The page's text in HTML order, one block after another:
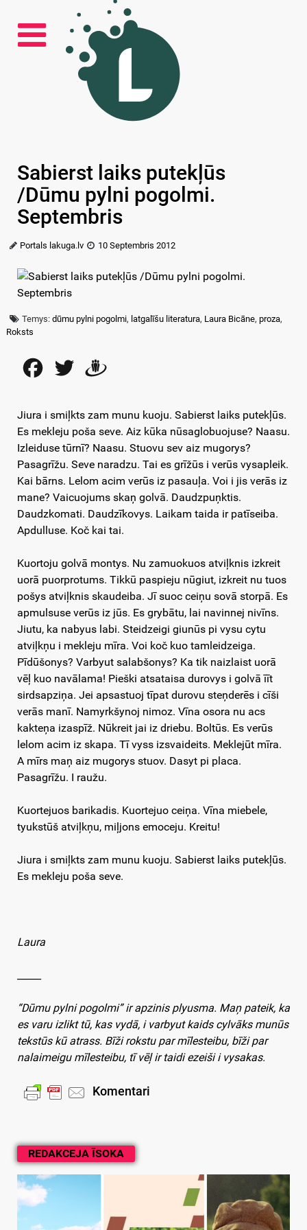
REDAKCEJA ĪSOKA
Sabierst laiks putekļūs
/Dūmu pylni pogolmi.
Septembris
Portals lakuga.lv 10 Septembris 2012
Temys:dūmu pylni pogolmi, latgalīšu literatura, Laura Bicāne,proza,
Roksts
FacebookTwitter
Jiura i smiļkts zam munu kuoju. Sabierst laiks putekļūs.
Es mekleju poša seve. Aiz kūka nūsaglobuojuse? Naasu.
Izleiduse tūrnī? Naasu. Stuovu sev aiz mugorys?
Pasagrīžu. Seve naradzu. Tai es grīžūs i verūs vysapleik.
Kai bārns. Lelom acim verūs iz pasauļa. Voi i jis verās iz
mane? Vaicuojums skaņ golvā. Daudzpuņktis.
Daudzkomati. Daudzīkovys. Laikam taida ir patīseiba.
Apdulluse. Koč kai tai.
Kuortoju golvā montys. Nu zamuokuos atviļknis izkreit
uorā puorprotums. Tikkū paspieju nūgiut, izkreit nu tuos
pošys atviļknis skaudeiba. Jī suoc ceiņu sovā storpā. Es
apmulsuse verūs iz jūs. Es grybātu, lai navinnej nivīns.
Jiutu, ka nabyus labi. Steidzeigi giunūs pi vysu cytu
atviļkņu i mekleju mīra. Voi koč kuo tamleidzeiga.
Pīdūšonys? Varbyut salabšonys? Ka tik naizlaist uorā
vēļ kuo navālama! Pieški atsataisa durovys i golvā īīt
sirdsapziņa. Jei apsastuoj tīpat durovu steņderēs i cīši
verās manī. Namyrkšynoj nimoz. Vīna osora nu acs
kakteņa izaspīž. Nūkreit jai iz driebu. Boltūs. Es verūs
lelom acim iz skapa. Tī vyss izsvaideits. Meklejūt mīra.
A mīrs maņ aiz mugorys stuov. Dasyt pi placa.
Pasagrīžu. I raužu.
Kuortejuos barikadis. Kuortejuo ceiņa. Vīna miebele,
tyukstūš atviļkņu, miļjons emoceju. Kreitu!
Jiura i smiļkts zam munu kuoju. Sabierst laiks putekļūs.
Es mekleju poša seve.
Laura
“Dūmu pylni pogolmi” ir apzinis plyusma. Maņ pateik, ka
es varu izlikt tū, kas vydā, i varbyut kaids cylvāks munūs
tekstūs kū atrass. Bīži rokstu par mīlesteibu, bīži par
nalaimeigu mīlesteibu, tī vēļ ir taidi ezeiši i vysakas.
Komentari